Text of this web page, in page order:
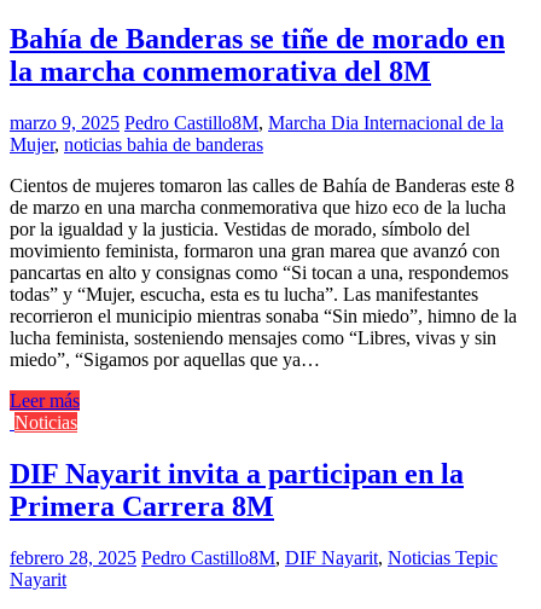
Bahía de Banderas se tiñe de morado en
la marcha conmemorativa del 8M
marzo 9, 2025 Pedro Castillo8M, Marcha Dia Internacional de la
Mujer, noticias bahia de banderas
Cientos de mujeres tomaron las calles de Bahía de Banderas este 8
de marzo en una marcha conmemorativa que hizo eco de la lucha
por la igualdad y la justicia. Vestidas de morado, símbolo del
movimiento feminista, formaron una gran marea que avanzó con
pancartas en alto y consignas como “Si tocan a una, respondemos
todas” y “Mujer, escucha, esta es tu lucha”. Las manifestantes
recorrieron el municipio mientras sonaba “Sin miedo”, himno de la
lucha feminista, sosteniendo mensajes como “Libres, vivas y sin
miedo”, “Sigamos por aquellas que ya…
Leer más
Noticias
DIF Nayarit invita a participan en la
Primera Carrera 8M
febrero 28, 2025 Pedro Castillo8M, DIF Nayarit, Noticias Tepic
Nayarit